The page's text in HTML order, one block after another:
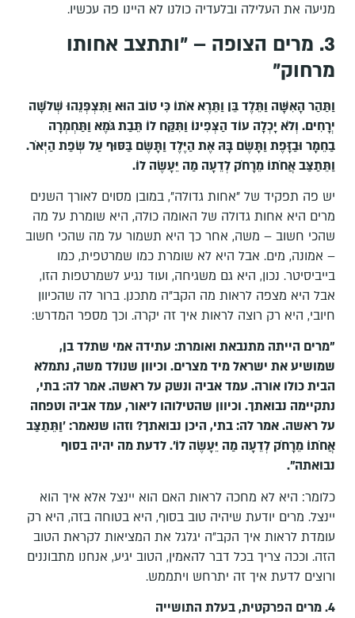
מניעה את העלילה ובלעדיה כולנו לא היינו פה עכשיו.
3. מרים הצופה – "ותתצב אחותו
מרחוק"
וַתַּהַר הָאִשָּׁה וַתֵּלֶד בֵּן וַתֵּרֶא אֹתוֹ כִּי טוֹב הוּא וַתִּצְפְּנֵהוּ שְׁלֹשָׁה
יְרָחִים. וְלֹא יָכְלָה עוֹד הַצְּפִינוֹ וַתִּקַּח לוֹ תֵּבַת גֹּמֶא וַתַּחְמְרָה
בַחֵמָר וּבַזָּפֶת וַתָּשֶׂם בָּהּ אֶת הַיֶּלֶד וַתָּשֶׂם בַּסּוּף עַל שְׂפַת הַיְאֹר.
וַתֵּתַצַּב אֲחֹתוֹ מֵרָחֹק לְדֵעָה מַה יֵּעָשֶׂה לוֹ.
יש פה תפקיד של "אחות גדולה", במובן מסוים לאורך השנים
מרים היא אחות גדולה של האומה כולה, היא שומרת על מה
שהכי חשוב – משה, אחר כך היא תשמור על מה שהכי חשוב
– אמונה, מים. אבל היא לא שומרת כמו שמרטפית, כמו
בייביסיטר. נכון, היא גם משגיחה, ועוד נגיע לשמרטפות הזו,
אבל היא מצפה לראות מה הקב"ה מתכנן. ברור לה שהכיוון
חיובי, היא רק רוצה לראות איך זה יקרה. וכך מספר המדרש:
"מרים הייתה מתנבאת ואומרת: עתידה אמי שתלד בן,
שמושיע את ישראל מיד מצרים. וכיוון שנולד משה, נתמלא
הבית כולו אורה. עמד אביה ונשק על ראשה. אמר לה: בתי,
נתקיימה נבואתך. וכיוון שהטילוהו ליאור, עמד אביה וטפחה
על ראשה. אמר לה: בתי, היכן נבואתך? וזהו שנאמר: 'וַתֵּתַצַּב
אֲחֹתוֹ מֵרָחֹק לְדֵעָה מַה יֵּעָשֶׂה לוֹ'. לדעת מה יהיה בסוף
נבואתה".
כלומר: היא לא מחכה לראות האם הוא יינצל אלא איך הוא
יינצל. מרים יודעת שיהיה טוב בסוף, היא בטוחה בזה, היא רק
עומדת לראות איך הקב"ה יגלגל את המציאות לקראת הטוב
הזה. וככה צריך בכל דבר להאמין, הטוב יגיע, אנחנו מתבוננים
ורוצים לדעת איך זה יתרחש ויתממש.
4. מרים הפרקטית, בעלת התושייה